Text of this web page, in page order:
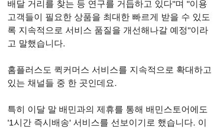
배달 거리를 찾는 등 연구를 거듭하고 있다"며 "이용
고객들이 필요한 상품을 최대한 빠르게 받을 수 있도
록 지속적으로 서비스 품질을 개선해나갈 예정"이라
고 말했습니다.
홈플러스도 퀵커머스 서비스를 지속적으로 확대하고
있는 채널들 중 한 곳인데요.
특히 이달 말 배민과의 제휴를 통해 배민스토어에도
'1시간 즉시배송' 서비스를 선보이기로 했습니다. 이